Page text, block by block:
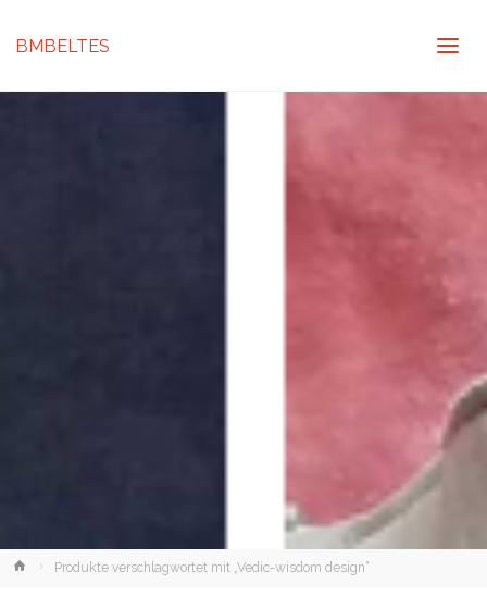
BMBELTES
HomeProdukte verschlagwortet mit „Vedic-wisdom design“